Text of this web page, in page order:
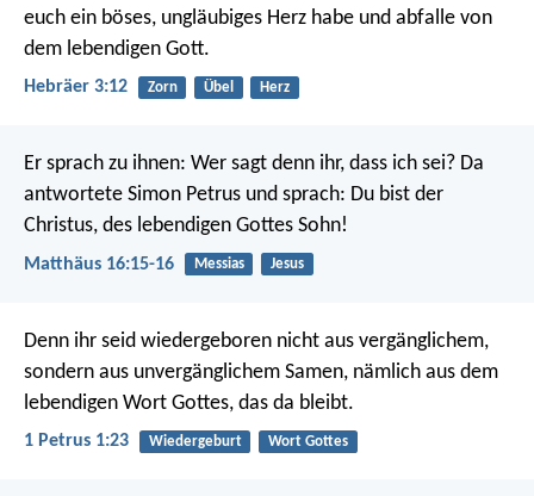
euch ein böses, ungläubiges Herz habe und abfalle von
dem lebendigen Gott.
Hebräer 3:12 Zorn Übel Herz
Er sprach zu ihnen: Wer sagt denn ihr, dass ich sei? Da
antwortete Simon Petrus und sprach: Du bist der
Christus, des lebendigen Gottes Sohn!
Matthäus 16:15-16 Messias Jesus
Denn ihr seid wiedergeboren nicht aus vergänglichem,
sondern aus unvergänglichem Samen, nämlich aus dem
lebendigen Wort Gottes, das da bleibt.
1 Petrus 1:23 Wiedergeburt Wort Gottes